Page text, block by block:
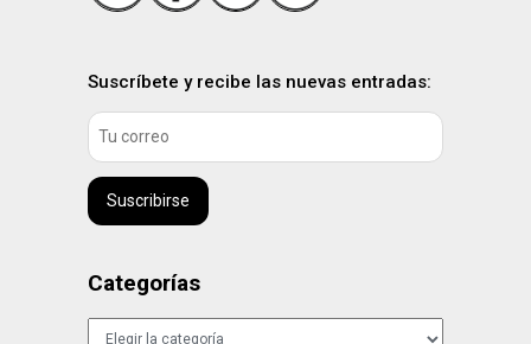
Suscríbete y recibe las nuevas entradas:
Suscribirse
Categorías
Categorías